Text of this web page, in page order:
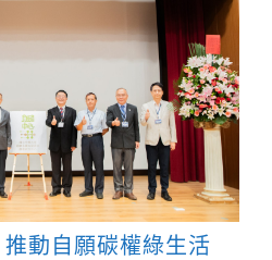
動自願碳權綠生活